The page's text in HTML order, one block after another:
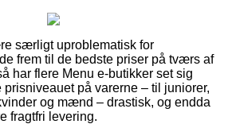
særligt uproblematisk for
frem til de bedste priser på tværs af
har flere Menu e-butikker set sig
på varerne – til juniorer,
og mænd – drastisk, og endda
fragtfri levering.